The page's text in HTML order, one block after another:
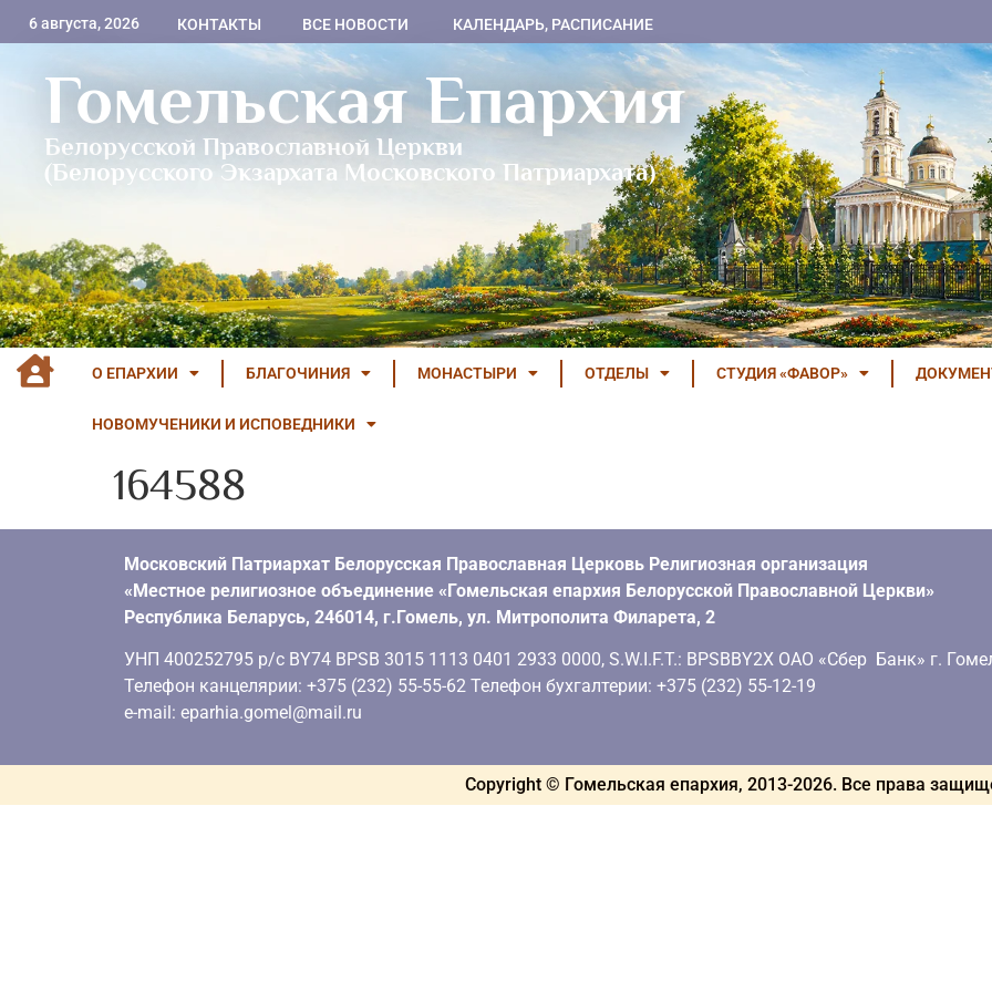
6 августа, 2026 КОНТАКТЫ ВСЕ НОВОСТИ КАЛЕНДАРЬ, РАСПИСАНИЕ
Гомельская Епархия
Белорусской Православной Церкви
(Белорусского Экзархата Московского Патриархата)
О ЕПАРХИИ БЛАГОЧИНИЯ МОНАСТЫРИ ОТДЕЛЫ СТУДИЯ «ФАВОР»
НОВОМУЧЕНИКИ И ИСПОВЕДНИКИ
164588
Московский Патриархат Белорусская Православная Церковь Религиозная организация
«Местное религиозное объединение «Гомельская епархия Белорусской Православной Церкви»
Республика Беларусь, 246014, г.Гомель, ул. Митрополита Филарета, 2
УНП 400252795 р/с BY74 BPSB 3015 1113 0401 2933 0000, S.W.I.F.T.: BPSBBY2X ОАО «Сбер Банк» г.
Телефон канцелярии: +375 (232) 55-55-62 Телефон бухгалтерии: +375 (232) 55-12-19
e-mail: eparhia.gomel@mail.ru
Copyright © Гомельская епархия, 2013-2026. Все права